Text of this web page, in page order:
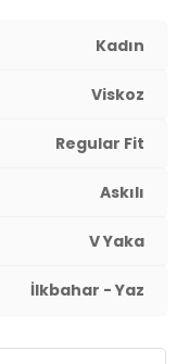
Kadın
Viskoz
Regular Fit
Askılı
V Yaka
İlkbahar - Yaz